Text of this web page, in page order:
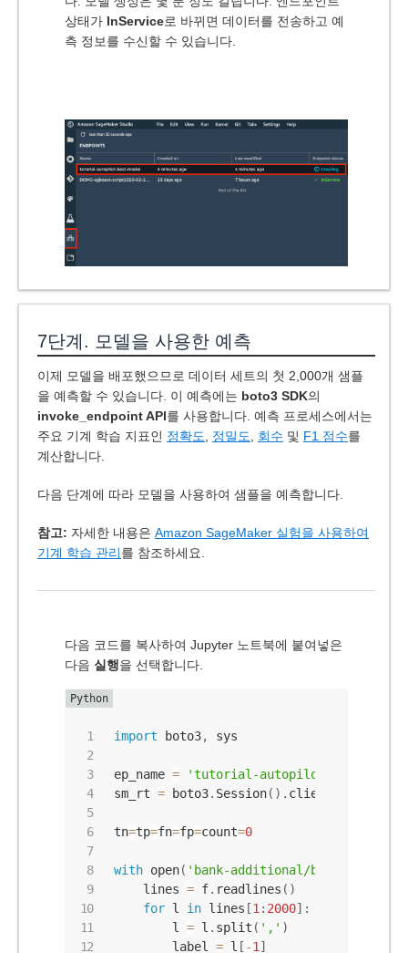
상태가 InService로 바뀌면 데이터를 전송하고 예
측 정보를 수신할 수 있습니다.
7단계. 모델을 사용한 예측
이제 모델을 배포했으므로 데이터 세트의 첫 2,000개 샘플
을 예측할 수 있습니다. 이 예측에는 boto3 SDK의
invoke_endpoint API를 사용합니다. 예측 프로세스에서는
주요 기계 학습 지표인 정확도 정밀도 회수 및 F1 점수를
계산합니다.
다음 단계에 따라 모델을 사용하여 샘플을 예측합니다.
참고: 자세한 내용은 Amazon SageMaker 실험을 사용하여
기계 학습 관리를 참조하세요.
다음 코드를 복사하여 Jupyter 노트북에 붙여넣은
다음 실행을 선택합니다.
import boto3, sys
ep_name =
'tutorial-autopilot-best-
sm_rt = boto3. Session( ) . client
tn=tp=fn=fp=count=0
with open( 'bank-additional/bank-
    lines
= f. readlines ( )
for l in lines [1 : 2000] :
        l
= l . split ( ',' )
        label
= l [ -1 ]